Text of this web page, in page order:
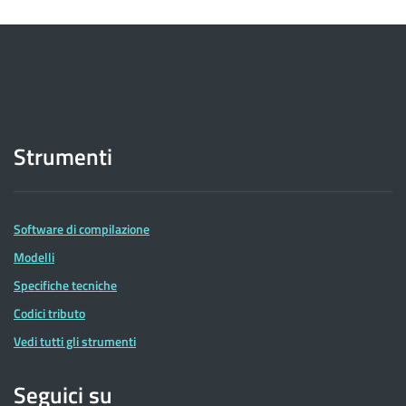
Strumenti
Software di compilazione
Modelli
Specifiche tecniche
Codici tributo
Vedi tutti gli strumenti
Seguici su